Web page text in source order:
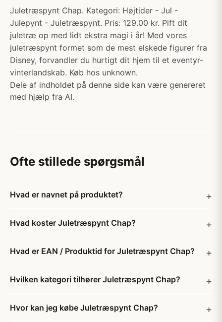
Juletræspynt Chap. Kategori: Højtider - Jul -
Julepynt - Juletræspynt. Pris: 129.00 kr. Pift dit
juletræ op med lidt ekstra magi i år! Med vores
juletræspynt formet som de mest elskede figurer fra
Disney, forvandler du hurtigt dit hjem til et eventyr-
vinterlandskab. Køb hos unknown.
Dele af indholdet på denne side kan være genereret
med hjælp fra AI.
Ofte stillede spørgsmål
Hvad er navnet på produktet?
Hvad koster Juletræspynt Chap?
Hvad er EAN / Produktid for Juletræspynt Chap?
Hvilken kategori tilhører Juletræspynt Chap?
Hvor kan jeg købe Juletræspynt Chap?